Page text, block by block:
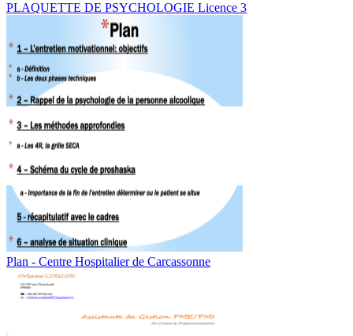
PLAQUETTE DE PSYCHOLOGIE Licence 3
Plan - Centre Hospitalier de Carcassonne